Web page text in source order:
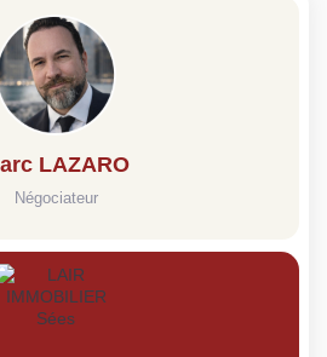
LAZARO
Négociateur